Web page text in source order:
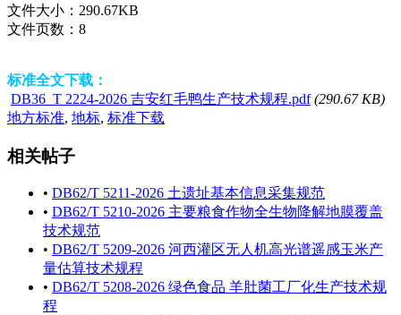
文件大小： 290.67KB
文件页数： 8
标准全文下载：
DB36_T 2224-2026 吉安红毛鸭生产技术规程.pdf (290.67 KB)
地方标准, 地标, 标准下载
相关帖子
• DB62/T 5211-2026 土遗址基本信息采集规范
• DB62/T 5210-2026 主要粮食作物全生物降解地膜覆盖
技术规范
• DB62/T 5209-2026 河西灌区无人机高光谱遥感玉米产
量估算技术规程
• DB62/T 5208-2026 绿色食品 羊肚菌工厂化生产技术规
程